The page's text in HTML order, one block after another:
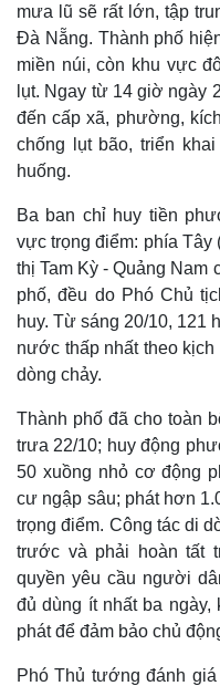
Thể thao
Bóng đá
Lịch thi đấu bóng đá
eSports
Hậu trường
mưa lũ sẽ rất lớn, tập
Đà Nẵng. Thành phố
miền núi, còn khu vực
lụt. Ngay từ 14 giờ ngày
đến cấp xã, phường,
chống lụt bão, triển
huống.
Ba ban chỉ huy tiền
vực trọng điểm: phía Tây
thị Tam Kỳ - Quảng Nam
phố, đều do Phó Chủ
huy. Từ sáng 20/10, 121
nước thấp nhất theo
dòng chảy.
Thành phố đã cho toàn
trưa 22/10; huy động
50 xuồng nhỏ cơ động
cư ngập sâu; phát hơn
trọng điểm. Công tác di
trước và phải hoàn tất
quyền yêu cầu người
đủ dùng ít nhất ba
phát để đảm bảo chủ
Phó Thủ tướng đánh